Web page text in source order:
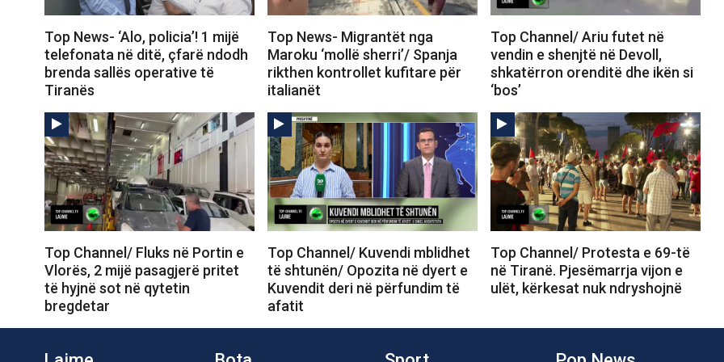
Top News- ‘Alo, policia’! 1 mijë
telefonata në ditë, çfarë ndodh
brenda sallës operative të
Tiranës
Top News- Migrantët nga
Maroku ‘mollë sherri’/ Spanja
rikthen kontrollet kufitare për
italianët
Top Channel/ Ariu futet në
vendin e shenjtë në Devoll,
shkatërron orenditë dhe ikën si
‘bos’
Top Channel/ Fluks në Portin e
Vlorës, 2 mijë pasagjerë pritet
të hyjnë sot në qytetin
bregdetar
Top Channel/ Kuvendi mblidhet
të shtunën/ Opozita në dyert e
Kuvendit deri në përfundim të
afatit
Top Channel/ Protesta e 69-të
në Tiranë. Pjesëmarrja vijon e
ulët, kërkesat nuk ndryshojnë